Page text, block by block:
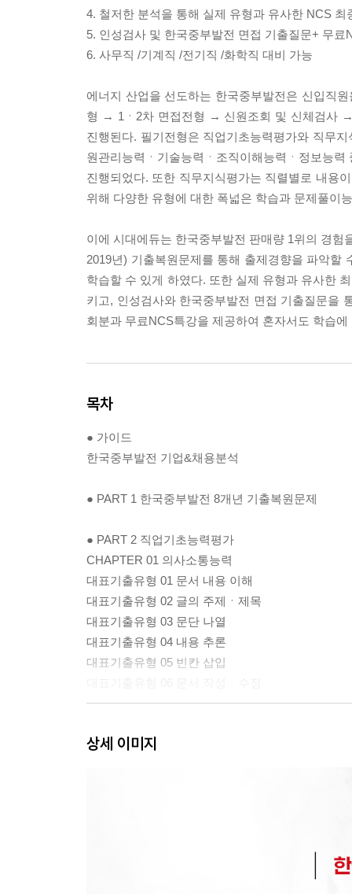
4. 철저한 분석을 통해 실제 유형과 유사한 NCS 최
5. 인성검사 및 한국중부발전 면접 기출질문+ 무료
6. 사무직 /기계직 /전기직 /화학직 대비 가능
에너지 산업을 선도하는 한국중부발전은 신입직
형 → 1ㆍ2차 면접전형 → 신원조회 및 신체검사 →
진행된다. 필기전형은 직업기초능력평가와 직무
원관리능력ㆍ기술능력ㆍ조직이해능력ㆍ정보능
진행되었다. 또한 직무지식평가는 직렬별로 내용
위해 다양한 유형에 대한 폭넓은 학습과 문제풀이
이에 시대에듀는 한국중부발전 판매량 1위의 경
2019년) 기출복원문제를 통해 출제경향을 파악할
학습할 수 있게 하였다. 또한 실제 유형과 유사한
키고, 인성검사와 한국중부발전 면접 기출질문을
회분과 무료NCS특강을 제공하여 혼자서도 학습
목차
● 가이드
한국중부발전 기업&채용분석
● PART 1 한국중부발전 8개년 기출복원문제
● PART 2 직업기초능력평가
CHAPTER 01 의사소통능력
대표기출유형 01 문서 내용 이해
대표기출유형 02 글의 주제ㆍ제목
대표기출유형 03 문단 나열
대표기출유형 04 내용 추론
대표기출유형 05 빈칸 삽입
대표기출유형 01 명제 추론
상세 이미지